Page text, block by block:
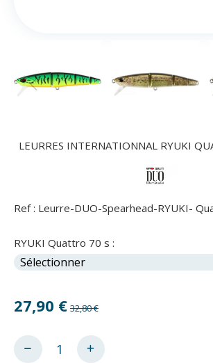
LEURRES INTERNATIONNAL RYUKI
Ref : Leurre-DUO-Spearhead-RYUKI-
RYUKI Quattro 70 s :
27,90 € 32,80 €